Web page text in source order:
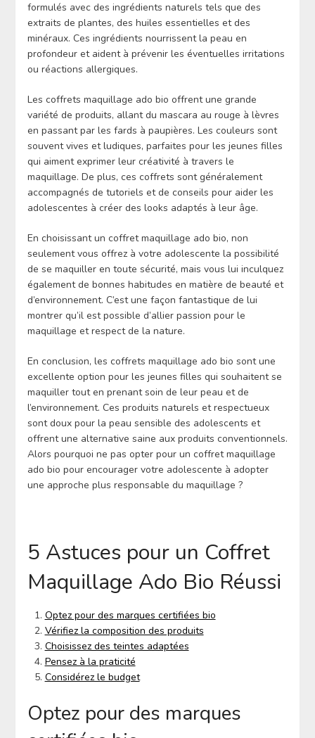
formulés avec des ingrédients naturels tels que des
extraits de plantes, des huiles essentielles et des
minéraux. Ces ingrédients nourrissent la peau en
profondeur et aident à prévenir les éventuelles irritations
ou réactions allergiques.
Les coffrets maquillage ado bio offrent une grande
variété de produits, allant du mascara au rouge à lèvres
en passant par les fards à paupières. Les couleurs sont
souvent vives et ludiques, parfaites pour les jeunes filles
qui aiment exprimer leur créativité à travers le
maquillage. De plus, ces coffrets sont généralement
accompagnés de tutoriels et de conseils pour aider les
adolescentes à créer des looks adaptés à leur âge.
En choisissant un coffret maquillage ado bio, non
seulement vous offrez à votre adolescente la possibilité
de se maquiller en toute sécurité, mais vous lui inculquez
également de bonnes habitudes en matière de beauté et
d’environnement. C’est une façon fantastique de lui
montrer qu’il est possible d’allier passion pour le
maquillage et respect de la nature.
En conclusion, les coffrets maquillage ado bio sont une
excellente option pour les jeunes filles qui souhaitent se
maquiller tout en prenant soin de leur peau et de
l’environnement. Ces produits naturels et respectueux
sont doux pour la peau sensible des adolescents et
offrent une alternative saine aux produits conventionnels.
Alors pourquoi ne pas opter pour un coffret maquillage
ado bio pour encourager votre adolescente à adopter
une approche plus responsable du maquillage ?
5 Astuces pour un Coffret
Maquillage Ado Bio Réussi
Optez pour des marques certifiées bio
Vérifiez la composition des produits
Choisissez des teintes adaptées
Pensez à la praticité
Considérez le budget
Optez pour des marques